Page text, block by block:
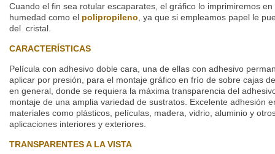
Cuando el fin sea rotular escaparates, el gráfico lo imprimiremos
humedad como el polipropileno , ya que si empleamos papel le
del cristal.
CARACTERÍSTICAS
Película con adhesivo doble cara, una de ellas con adhesivo
aplicar por presión, para el montaje gráfico en frío de sobre cajas
en general, donde se requiera la máxima transparencia del
montaje de una amplia variedad de sustratos. Excelente adhesión
materiales como plásticos, películas, madera, vidrio, aluminio y
aplicaciones interiores y exteriores.
TRANSPARENTES A LA VISTA